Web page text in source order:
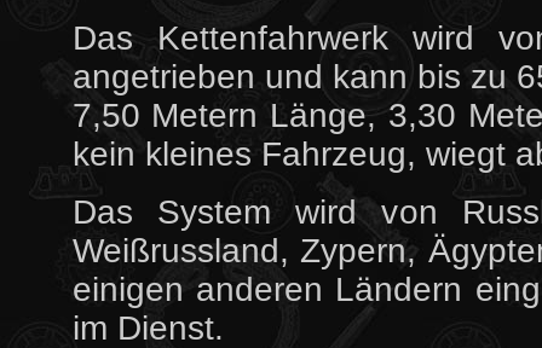
Das Kettenfahrwerk wird
angetrieben und kann bis zu
7,50 Metern Länge, 3,30
kein kleines Fahrzeug, wiegt
Das System wird von
Weißrussland, Zypern,
einigen anderen Ländern
im Dienst.